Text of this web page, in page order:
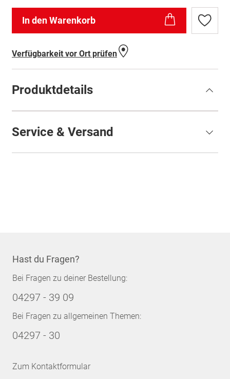
In den Warenkorb
Zur
Verfügbarkeit vor Ort prüfen
Produktdetails
Service & Versand
Hast du Fragen?
Bei Fragen zu deiner Bestellung:
04297 - 39 09
Bei Fragen zu allgemeinen Themen:
04297 - 30
Zum Kontaktformular